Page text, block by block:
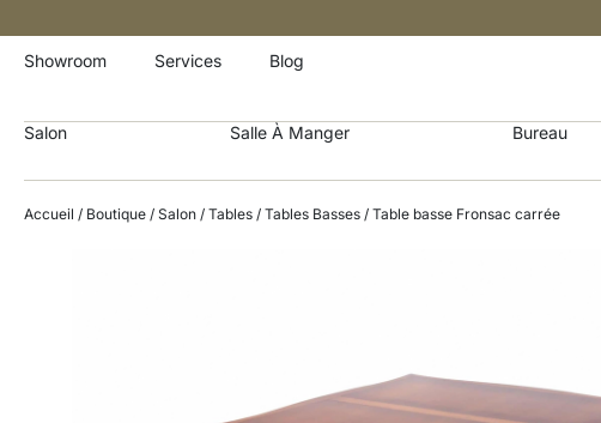
Showroom Services Blog
Salon Salle À Manger Bureau
Accueil / Boutique / Salon / Tables / Tables Basses / Table basse Fronsac carrée